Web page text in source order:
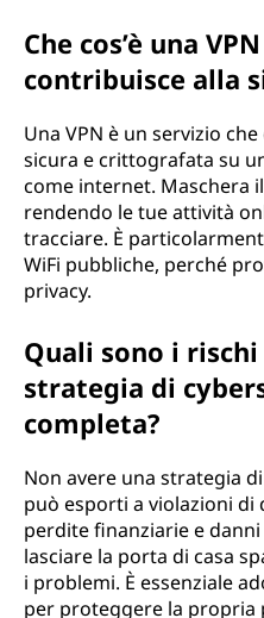
Che cos’è una
contribuisce alla
Una VPN è un servizio
sicura e crittografata su
come internet. Maschera
rendendo le tue attività
tracciare. È
WiFi pubbliche, perché
privacy.
Quali sono i
strategia di
completa?
Non avere una strategia
può esporti a violazioni di
perdite finanziarie e
lasciare la porta di casa
i problemi. È essenziale
per proteggere la propria